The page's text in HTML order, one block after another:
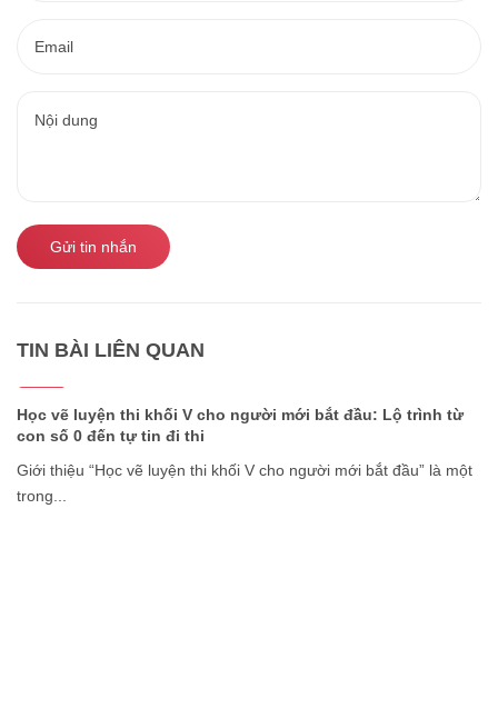
Gửi tin nhắn
TIN BÀI LIÊN QUAN